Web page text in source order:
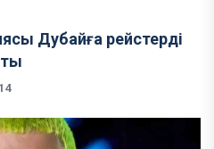
Дубайға рейстерді